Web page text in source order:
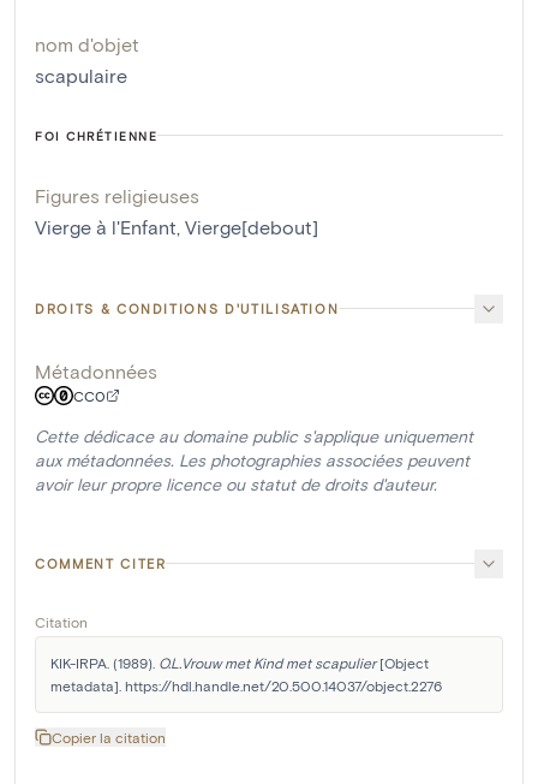
nom d'objet
scapulaire
FOI CHRÉTIENNE
Figures religieuses
Vierge à l'Enfant Vierge[debout]
DROITS & CONDITIONS D'UTILISATION
Métadonnées
CC0
Cette dédicace au domaine public s'applique uniquement
aux métadonnées. Les photographies associées peuvent
avoir leur propre licence ou statut de droits d'auteur.
COMMENT CITER
Citation
KIK-IRPA. (1989). O.L.Vrouw met Kind met scapulier [Object
metadata]. https://hdl.handle.net/20.500.14037/object.2276
Copier la citation